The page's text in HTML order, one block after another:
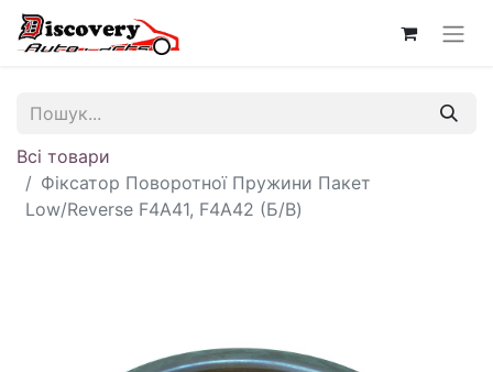
Всі товари
Фіксатор Поворотної Пружини Пакет
Low/Reverse F4A41, F4A42 (Б/В)